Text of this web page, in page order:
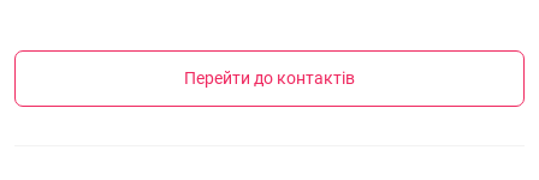
Перейти до контактів